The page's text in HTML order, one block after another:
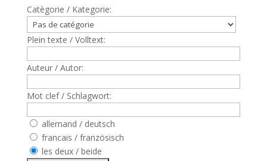
Catègorie / Kategorie:
Plein texte / Volltext:
Auteur / Autor:
Mot clef / Schlagwort:
allemand / deutsch
francais / französisch
les deux / beide